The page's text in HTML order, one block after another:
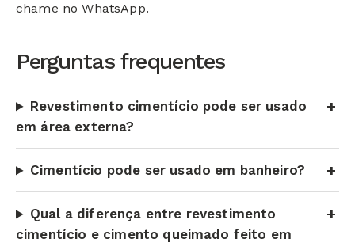
chame no WhatsApp.
Perguntas frequentes
Revestimento cimentício pode ser usado
em área externa?
Cimentício pode ser usado em banheiro?
Qual a diferença entre revestimento
cimentício e cimento queimado feito em